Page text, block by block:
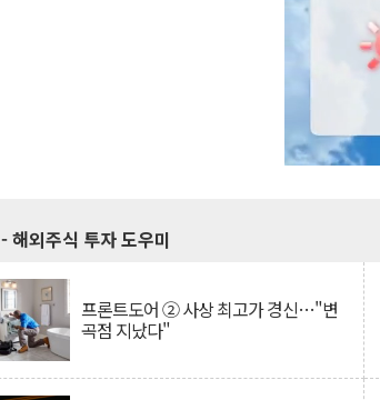
- 해외주식 투자 도우미
프론트도어 ② 사상 최고가 경신…"변
곡점 지났다"